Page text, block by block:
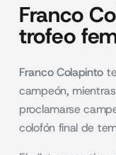
Franco
trofeo
Franco Colapinto
campeón,
proclamarse
colofón final de